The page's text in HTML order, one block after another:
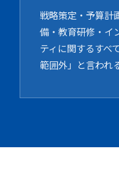
戦略策定・予算計
備・教育研修・イ
ティに関するすべ
範囲外」と言われ